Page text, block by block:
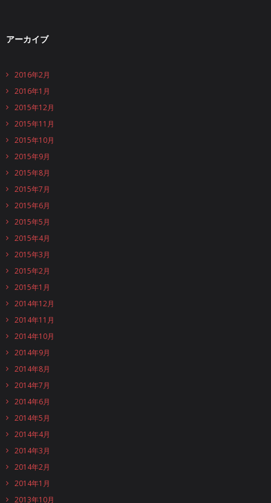
アーカイブ
2016年2月
2016年1月
2015年12月
2015年11月
2015年10月
2015年9月
2015年8月
2015年7月
2015年6月
2015年5月
2015年4月
2015年3月
2015年2月
2015年1月
2014年12月
2014年11月
2014年10月
2014年9月
2014年8月
2014年7月
2014年6月
2014年5月
2014年4月
2014年3月
2014年2月
2014年1月
2013年10月